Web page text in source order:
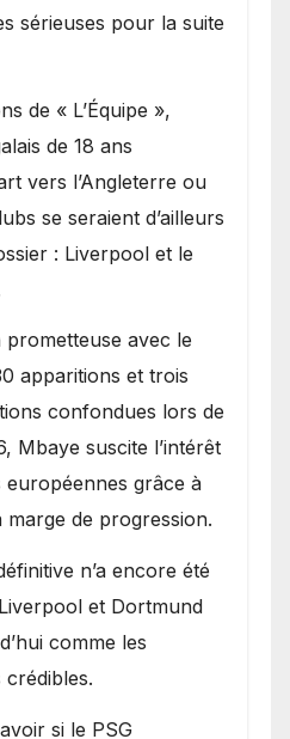
sérieuses pour la suite
de « L’Équipe »,
de 18 ans
vers l’Angleterre ou
se seraient d’ailleurs
: Liverpool et le
prometteuse avec le
apparitions et trois
confondues lors de
Mbaye suscite l’intérêt
grâce à
de progression.
n’a encore été
et Dortmund
comme les
crédibles.
si le PSG